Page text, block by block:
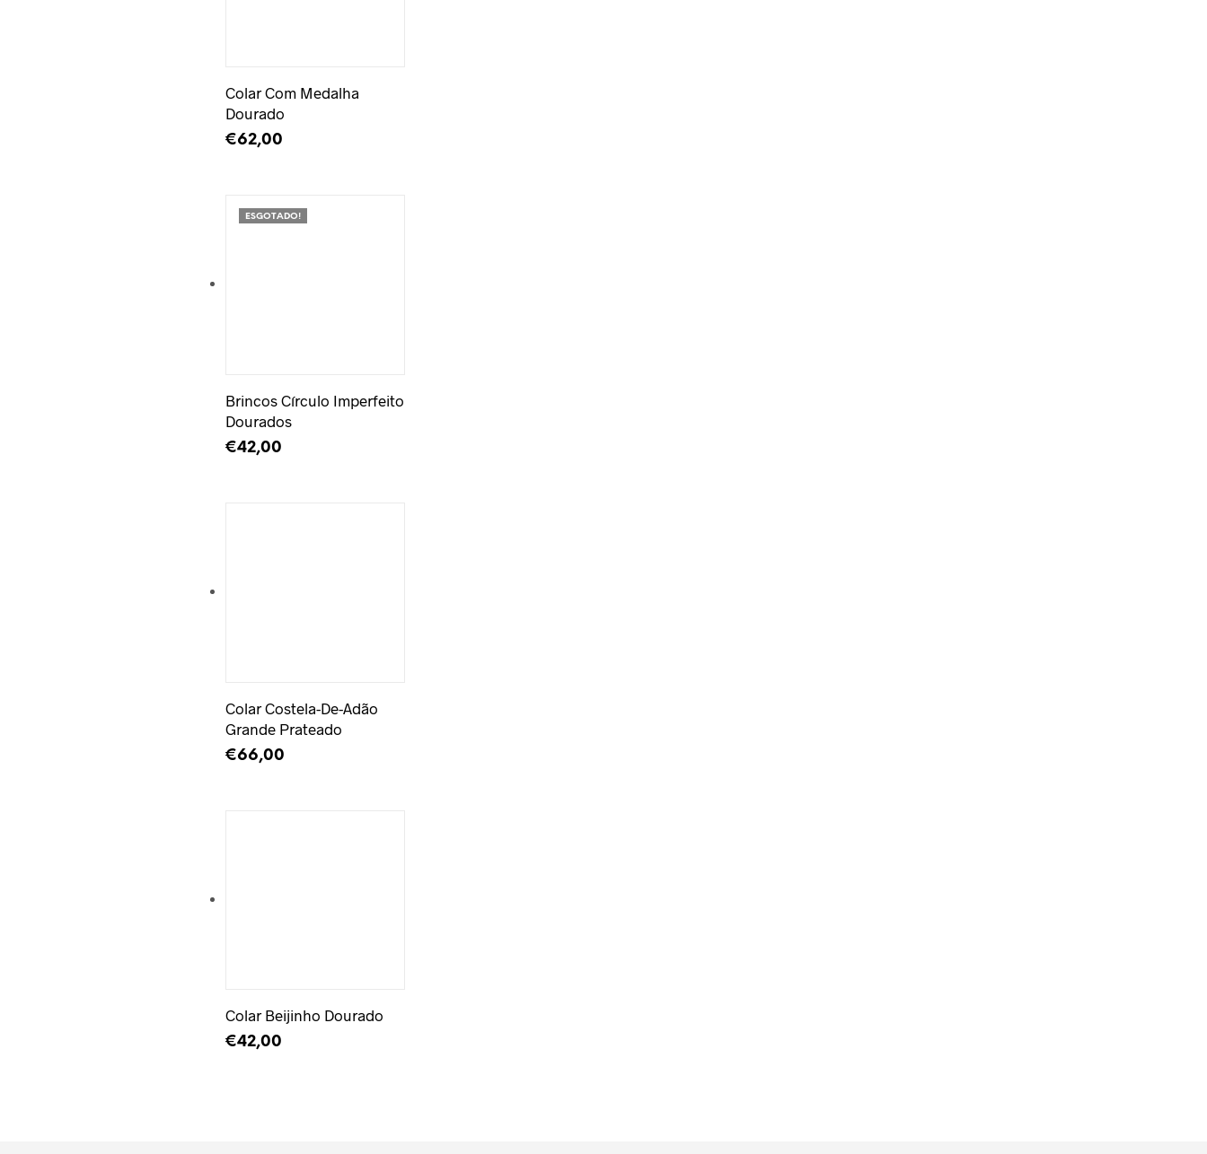
Colar Com Medalha
Dourado
€62,00
ESGOTADO!
Brincos Círculo Imperfeito
Dourados
€42,00
Colar Costela-De-Adão
Grande Prateado
€66,00
Colar Beijinho Dourado
€42,00